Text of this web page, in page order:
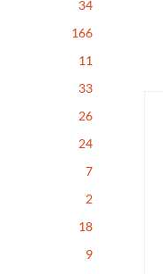
34
166
11
33
26
24
7
2
18
9